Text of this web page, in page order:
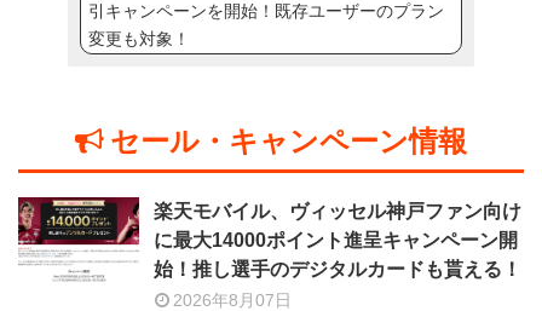
引キャンペーンを開始！既存ユーザーのプラン
変更も対象！
セール・キャンペーン情報
楽天モバイル、ヴィッセル神戸ファン向け
に最大14000ポイント進呈キャンペーン開
始！推し選手のデジタルカードも貰える！
2026年8月07日